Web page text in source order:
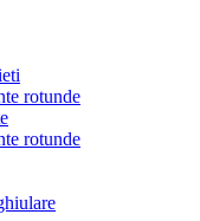
rotunde
rotunde